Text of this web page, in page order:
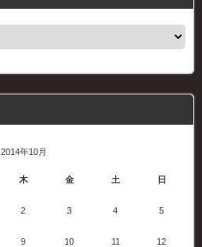
2014年10月
木 金 土 日
2 3 4 5
9 10 11 12